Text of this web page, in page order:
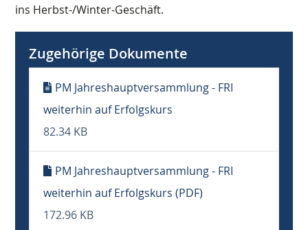
ins Herbst-/Winter-Geschäft.
Zugehörige Dokumente
PM Jahreshauptversammlung - FRI
weiterhin auf Erfolgskurs
82.34 KB
PM Jahreshauptversammlung - FRI
weiterhin auf Erfolgskurs (PDF)
172.96 KB